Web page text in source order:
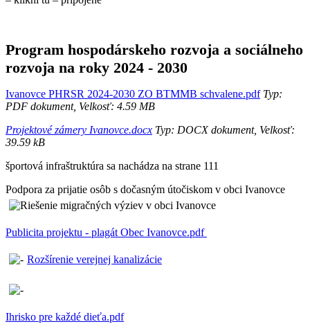
Program hospodárskeho rozvoja a sociálneho
rozvoja na roky 2024 - 2030
Ivanovce PHRSR 2024-2030 ZO BTMMB schvalene.pdfTyp:
PDF dokument, Velkosť: 4.59 MB
Projektové zámery Ivanovce.docx Typ: DOCX dokument, Velkosť:
39.59 kB
športová infraštruktúra sa nachádza na strane 111
Podpora za prijatie osôb s dočasným útočiskom v obci Ivanovce
Publicita projektu - plagát Obec Ivanovce.pdf
Rozšírenie verejnej kanalizácie
Ihrisko pre každé dieťa.pdf